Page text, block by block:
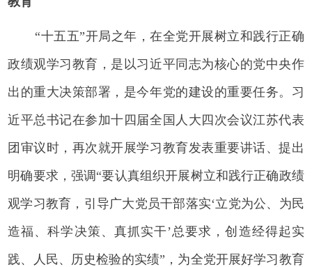
“十五五”开局之年，在全党开展树立和践行正确
政绩观学习教育，是以习近平同志为核心的党中央作
出的重大决策部署，是今年党的建设的重要任务。习
近平总书记在参加十四届全国人大四次会议江苏代表
团审议时，再次就开展学习教育发表重要讲话、提出
明确要求，强调“要认真组织开展树立和践行正确政绩
观学习教育，引导广大党员干部落实‘立党为公、为民
造福、科学决策、真抓实干’总要求，创造经得起实
践、人民、历史检验的实绩”，为全党开展好学习教育